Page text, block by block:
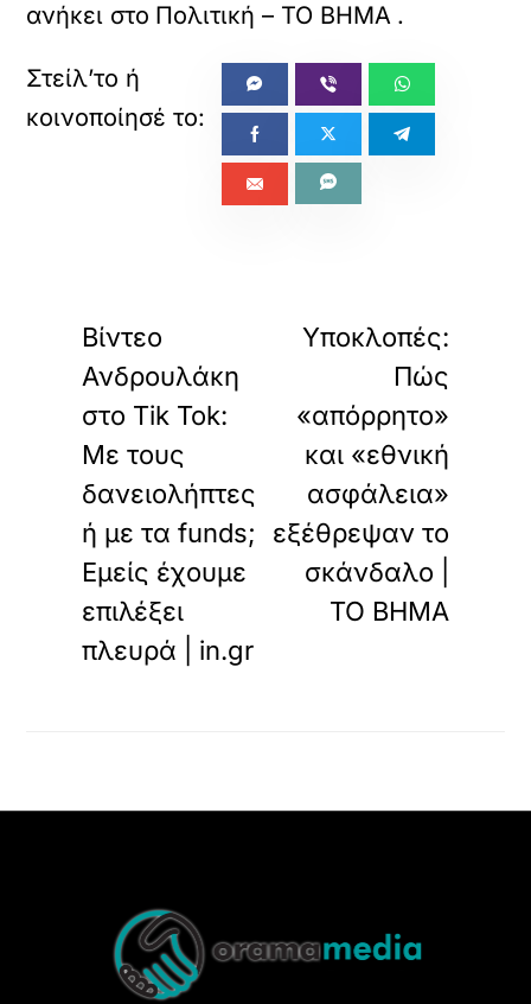
ανήκει στο Πολιτική – ΤΟ ΒΗΜΑ .
Βίντεο
Ανδρουλάκη
στο Tik Tok:
Με τους
δανειολήπτες
ή με τα funds;
Εμείς έχουμε
επιλέξει
πλευρά | in.gr
Υποκλοπές:
Πώς
«απόρρητο»
και «εθνική
ασφάλεια»
εξέθρεψαν το
σκάνδαλο |
ΤΟ ΒΗΜΑ
Top